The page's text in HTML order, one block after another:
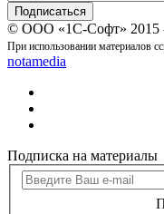
© ООО «1С-Софт» 2015
При использовании материалов
notamedia
Подписка на материалы